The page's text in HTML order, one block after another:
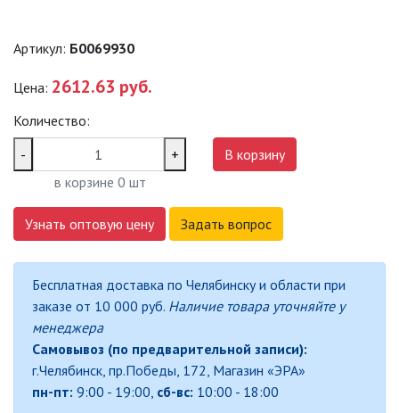
ФОТОРЕЛЕ
ДЕКОРАТИВНЫЕ СВЕТИЛЬНИКИ
ИЗОЛЯЦИОННАЯ ЛЕНТА
ИНФРАКРАСНЫЕ ЛАМПЫ
ИСТОЧНИКИ СВЕТА
Артикул: Б0069930
Цена: 2612.63 руб.
Количество:
-
+
в корзине 0 шт
В корзину
Узнать оптовую цену Задать вопрос
Бесплатная доставка по Челябинску и области при
заказе от 10 000 руб. Наличие товара уточняйте у
менеджера
Самовывоз (по предварительной записи):
г.Челябинск, пр.Победы, 172, Магазин «ЭРА»
пн-пт: 9:00 - 19:00, сб-вс: 10:00 - 18:00